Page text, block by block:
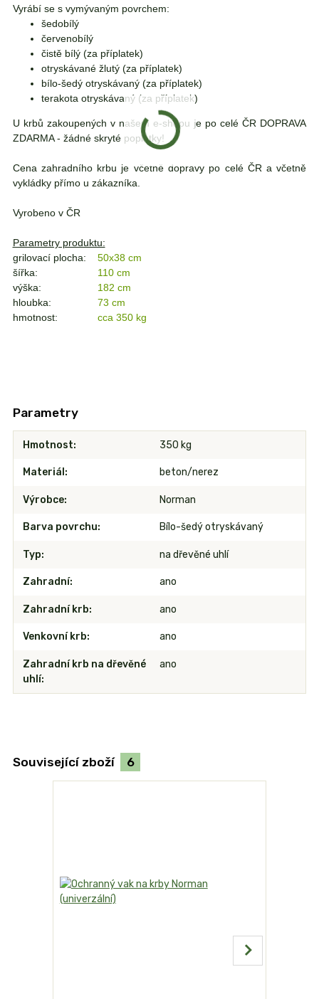
Vyrábí se s vymývaným povrchem:
šedobílý
červenobílý
čistě bílý (za příplatek)
otryskávané žlutý (za příplatek)
bílo-šedý otryskávaný (za příplatek)
terakota otryskávaný (za příplatek)
U krbů zakoupených v našem e-shopu je po celé ČR DOPRAVA
ZDARMA - žádné skryté poplatky!
Cena zahradního krbu je včetně dopravy po celé ČR a včetně
vykládky přímo u zákazníka.
Vyrobeno v ČR
Parametry produktu:
grilovací plocha:
50x38 cm
šířka:
110 cm
výška:
182 cm
hloubka:
73 cm
hmotnost:
cca 350 kg
Parametry
Hmotnost 350 kg
Materiál beton/nerez
Výrobce Norman
Barva povrchu Bílo-šedý otryskávaný
Typ na dřevěné uhlí
Zahradní ano
Zahradní krb ano
Venkovní krb ano
Zahradní krb na dřevěné
uhlí
ano
Související zboží 6